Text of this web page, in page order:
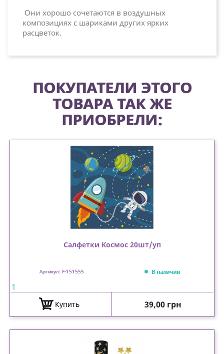
Они хорошо сочетаются в воздушных
композициях с шариками других ярких
расцветок.
ПОКУПАТЕЛИ ЭТОГО
ТОВАРА ТАК ЖЕ
ПРИОБРЕЛИ:
Салфетки Космос 20шт/уп
Артикул: F-151555 В наличии
1
Купить Цена
39,00 грн